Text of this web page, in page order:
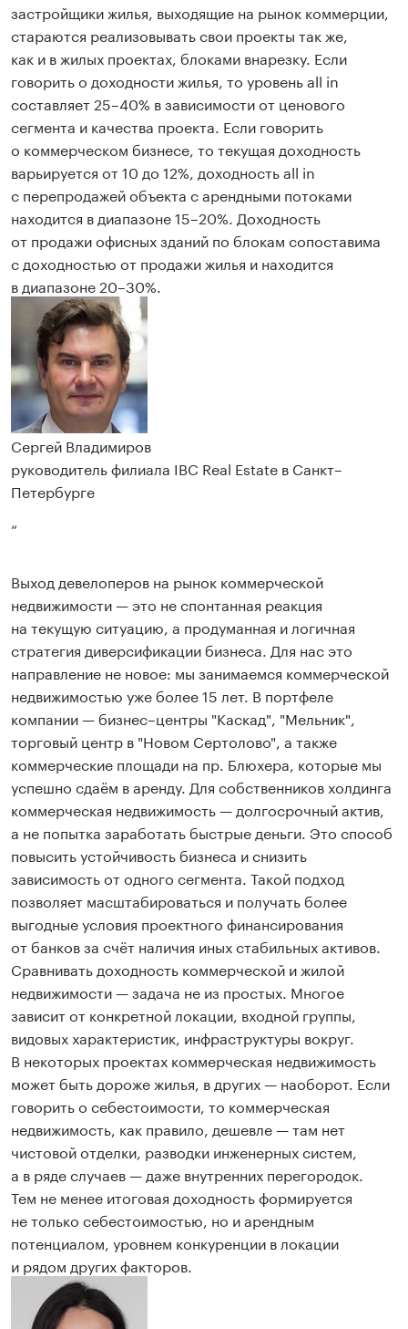
застройщики жилья, выходящие на рынок коммерции,
стараются реализовывать свои проекты так же,
как и в жилых проектах, блоками внарезку. Если
говорить о доходности жилья, то уровень all in
составляет 25–40% в зависимости от ценового
сегмента и качества проекта. Если говорить
о коммерческом бизнесе, то текущая доходность
варьируется от 10 до 12%, доходность all in
с перепродажей объекта с арендными потоками
находится в диапазоне 15–20%. Доходность
от продажи офисных зданий по блокам сопоставима
с доходностью от продажи жилья и находится
в диапазоне 20–30%.
Сергей Владимиров
руководитель филиала IBC Real Estate в Санкт–
Петербурге
“
Выход девелоперов на рынок коммерческой
недвижимости — это не спонтанная реакция
на текущую ситуацию, а продуманная и логичная
стратегия диверсификации бизнеса. Для нас это
направление не новое: мы занимаемся коммерческой
недвижимостью уже более 15 лет. В портфеле
компании — бизнес–центры "Каскад", "Мельник",
торговый центр в "Новом Сертолово", а также
коммерческие площади на пр. Блюхера, которые мы
успешно сдаём в аренду. Для собственников холдинга
коммерческая недвижимость — долгосрочный актив,
а не попытка заработать быстрые деньги. Это способ
повысить устойчивость бизнеса и снизить
зависимость от одного сегмента. Такой подход
позволяет масштабироваться и получать более
выгодные условия проектного финансирования
от банков за счёт наличия иных стабильных активов.
Сравнивать доходность коммерческой и жилой
недвижимости — задача не из простых. Многое
зависит от конкретной локации, входной группы,
видовых характеристик, инфраструктуры вокруг.
В некоторых проектах коммерческая недвижимость
может быть дороже жилья, в других — наоборот. Если
говорить о себестоимости, то коммерческая
недвижимость, как правило, дешевле — там нет
чистовой отделки, разводки инженерных систем,
а в ряде случаев — даже внутренних перегородок.
Тем не менее итоговая доходность формируется
не только себестоимостью, но и арендным
потенциалом, уровнем конкуренции в локации
и рядом других факторов.